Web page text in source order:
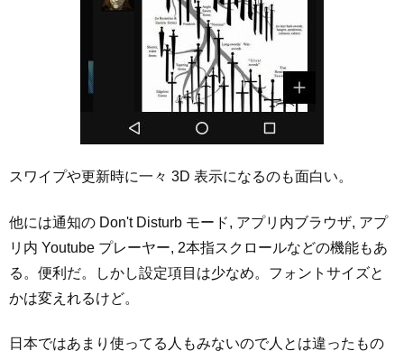
スワイプや更新時に一々 3D 表示になるのも面白い。
他には通知の Don't Disturb モード, アプリ内ブラウザ, アプ
リ内 Youtube プレーヤー, 2本指スクロールなどの機能もあ
る。便利だ。しかし設定項目は少なめ。フォントサイズと
かは変えれるけど。
日本ではあまり使ってる人もみないので人とは違ったもの